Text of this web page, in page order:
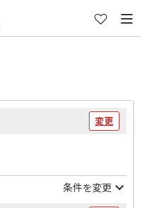
変更
条件を変更